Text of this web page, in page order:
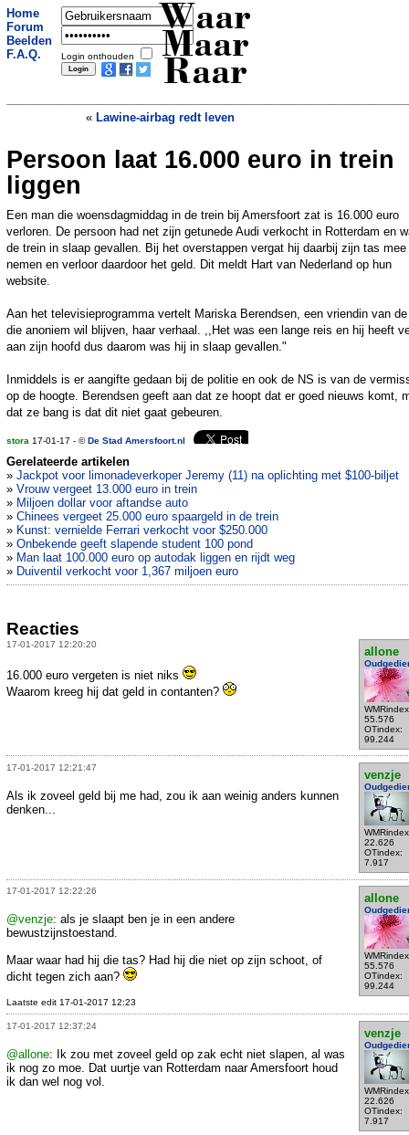
Home
Forum
Beelden
F.A.Q.
Login onthouden
Waar
Maar
Raar
« Lawine-airbag redt leven
Mysterieuze lichtzuilen aan de hemel in
Canada»
Persoon laat 16.000 euro in trein
liggen
Een man die woensdagmiddag in de trein bij Amersfoort zat is 16.000 euro
verloren. De persoon had net zijn getunede Audi verkocht in Rotterdam en
de trein in slaap gevallen. Bij het overstappen vergat hij daarbij zijn tas mee
nemen en verloor daardoor het geld. Dit meldt Hart van Nederland op hun
website.
Aan het televisieprogramma vertelt Mariska Berendsen, een vriendin van
die anoniem wil blijven, haar verhaal. ,,Het was een lange reis en hij heeft
aan zijn hoofd dus daarom was hij in slaap gevallen."
Inmiddels is er aangifte gedaan bij de politie en ook de NS is van de
op de hoogte. Berendsen geeft aan dat ze hoopt dat er goed nieuws komt,
dat ze bang is dat dit niet gaat gebeuren.
stora 17-01-17 - ©De Stad Amersfoort.nl
Gerelateerde artikelen
» Jackpot voor limonadeverkoper Jeremy (11) na oplichting met $100-biljet
» Vrouw vergeet 13.000 euro in trein
» Miljoen dollar voor aftandse auto
» Chinees vergeet 25.000 euro spaargeld in de trein
» Kunst: vernielde Ferrari verkocht voor $250.000
» Onbekende geeft slapende student 100 pond
» Man laat 100.000 euro op autodak liggen en rijdt weg
» Duiventil verkocht voor 1,367 miljoen euro
Reacties
17-01-2017 12:20:20
allone
55.576
OTindex:
99.244
16.000 euro vergeten is niet niks
Waarom kreeg hij dat geld in contanten?
17-01-2017 12:21:47
venzje
22.626
OTindex:
7.917
Als ik zoveel geld bij me had, zou ik aan weinig anders kunnen
denken...
17-01-2017 12:22:26
allone
55.576
OTindex:
99.244
@venzje: als je slaapt ben je in een andere
bewustzijnstoestand.
Maar waar had hij die tas? Had hij die niet op zijn schoot, of
dicht tegen zich aan?
Laatste edit 17-01-2017 12:23
17-01-2017 12:37:24
venzje
22.626
OTindex:
7.917
@allone: Ik zou met zoveel geld op zak echt niet slapen, al was
ik nog zo moe. Dat uurtje van Rotterdam naar Amersfoort houd
ik dan wel nog vol.